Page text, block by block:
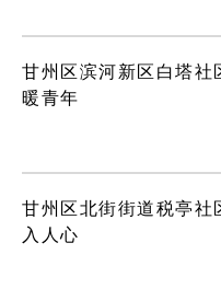
甘州区滨河新区白塔社
暖青年
甘州区北街街道税亭社
入人心